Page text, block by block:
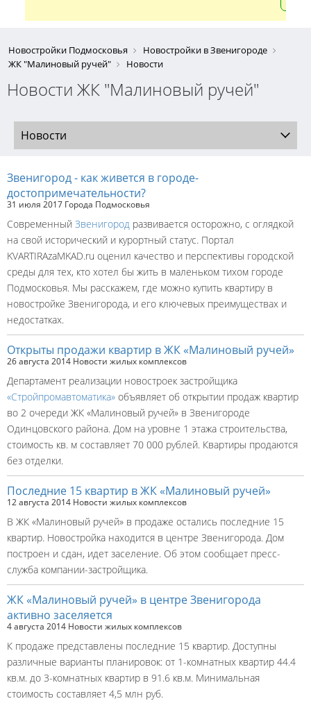
Новостройки Подмосковья
Новостройки в Звенигороде
ЖК "Малиновый ручей"
Новости
Новости ЖК "Малиновый ручей"
Новости
Звенигород - как живется в городе-
достопримечательности?
31 июля 2017 Города Подмосковья
Современный Звенигород развивается осторожно, с оглядкой
на свой исторический и курортный статус. Портал
KVARTIRAzaMKAD.ru оценил качество и перспективы городской
среды для тех, кто хотел бы жить в маленьком тихом городе
Подмосковья. Мы расскажем, где можно купить квартиру в
новостройке Звенигорода, и его ключевых преимуществах и
недостатках.
Открыты продажи квартир в ЖК «Малиновый ручей»
26 августа 2014 Новости жилых комплексов
Департамент реализации новостроек застройщика
«Стройпромавтоматика» объявляет об открытии продаж квартир
во 2 очереди ЖК «Малиновый ручей» в Звенигороде
Одинцовского района. Дом на уровне 1 этажа строительства,
стоимость кв. м составляет 70 000 рублей. Квартиры продаются
без отделки.
Последние 15 квартир в ЖК «Малиновый ручей»
12 августа 2014 Новости жилых комплексов
В ЖК «Малиновый ручей» в продаже остались последние 15
квартир. Новостройка находится в центре Звенигорода. Дом
построен и сдан, идет заселение. Об этом сообщает пресс-
служба компании-застройщика.
ЖК «Малиновый ручей» в центре Звенигорода
активно заселяется
4 августа 2014 Новости жилых комплексов
К продаже представлены последние 15 квартир. Доступны
различные варианты планировок: от 1-комнатных квартир 44.4
кв.м. до 3-комнатных квартир в 91.6 кв.м. Минимальная
стоимость составляет 4,5 млн руб.